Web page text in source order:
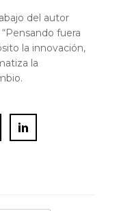
del autor
fuera
la innovación,
la